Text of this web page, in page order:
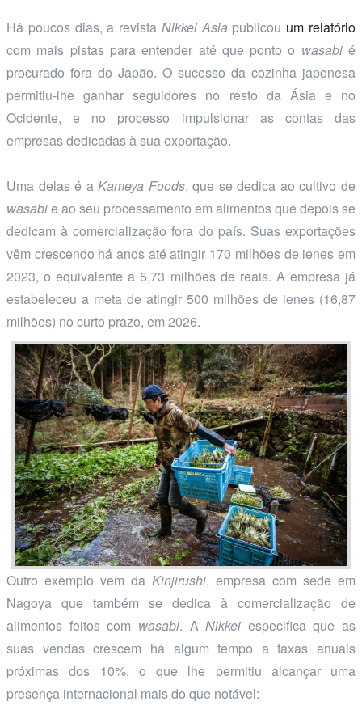
Há poucos dias, a revista Nikkei Asia publicou um relatório
com mais pistas para entender até que ponto o wasabié
procurado fora do Japão. O sucesso da cozinha japonesa
permitiu-lhe ganhar seguidores no resto da Ásia e no
Ocidente, e no processo impulsionar as contas das
empresas dedicadas à sua exportação.
Uma delas é aKameya Foods, que se dedica ao cultivo de
wasabie ao seu processamento em alimentos que depois se
dedicam à comercialização fora do país. Suas exportações
vêm crescendo há anos até atingir 170 milhões de ienes em
2023, o equivalente a 5,73 milhões de reais. A empresa já
estabeleceu a meta de atingir 500 milhões de ienes (16,87
milhões) no curto prazo, em 2026.
Outro exemplo vem da Kinjirushi, empresa com sede em
Nagoya que também se dedica à comercialização de
alimentos feitos com wasabi. ANikkei especifica que as
suas vendas crescem há algum tempo a taxas anuais
próximas dos 10%, o que lhe permitiu alcançar uma
presença internacional mais do que notável: